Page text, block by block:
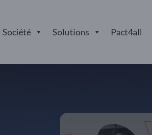
Société Solutions Pact4all